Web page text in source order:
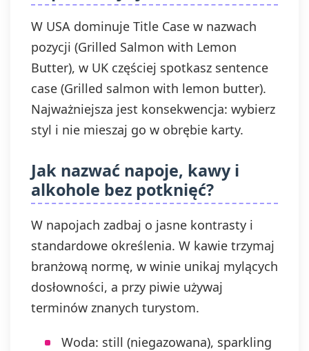
W USA dominuje Title Case w nazwach
pozycji (Grilled Salmon with Lemon
Butter), w UK częściej spotkasz sentence
case (Grilled salmon with lemon butter).
Najważniejsza jest konsekwencja: wybierz
styl i nie mieszaj go w obrębie karty.
Jak nazwać napoje, kawy i
alkohole bez potknięć?
W napojach zadbaj o jasne kontrasty i
standardowe określenia. W kawie trzymaj
branżową normę, w winie unikaj mylących
dosłowności, a przy piwie używaj
terminów znanych turystom.
Woda: still (niegazowana), sparkling